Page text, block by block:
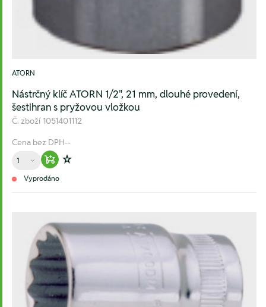
ATORN
Nástrčný klíč ATORN 1/2", 21 mm, dlouhé provedení,
šestihran s pryžovou vložkou
Č. zboží 1051401112
Cena bez DPH--
Množství
Warenkorb hinzufügen
Zur Wunschliste hinzufügen
Vyprodáno